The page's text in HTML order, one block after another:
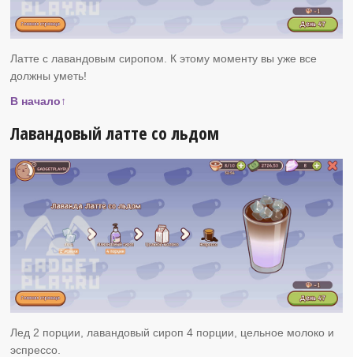
Латте с лавандовым сиропом. К этому моменту вы уже все
должны уметь!
В начало↑
Лавандовый латте со льдом
Лед 2 порции, лавандовый сироп 4 порции, цельное молоко и
эспрессо.